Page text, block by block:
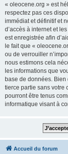
« oleocene.org » est
respectez pas ces
immédiat et définitif et
d’accès à internet et
est enregistrée afin
le fait que «
ou de verrouiller
nous estimons cela
les informations que
base de données.
tierce partie sans votre
pourront être tenus
informatique visant à
Accueil du forum